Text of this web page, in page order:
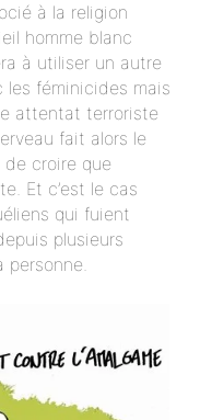
à la religion
homme blanc
à utiliser un autre
les féminicides mais
attentat terroriste
fait alors le
croire que
Et c’est le cas
qui fuient
plusieurs
personne.